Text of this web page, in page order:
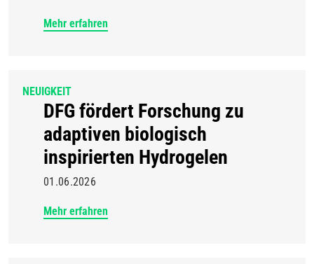
Mehr erfahren
NEUIGKEIT
DFG fördert Forschung zu
adaptiven biologisch
inspirierten Hydrogelen
01.06.2026
Mehr erfahren